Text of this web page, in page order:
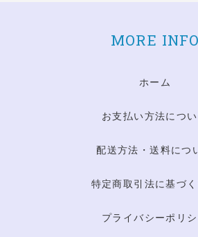
MORE INFO
ホーム
お支払い方法につ
配送方法・送料につ
特定商取引法に基づ
プライバシーポリ